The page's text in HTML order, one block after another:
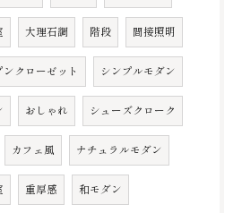
大理石調 階段 間接照明
ンクローゼット シンプルモダン
おしゃれ シューズクローク
カフェ風 ナチュラルモダン
重厚感 和モダン